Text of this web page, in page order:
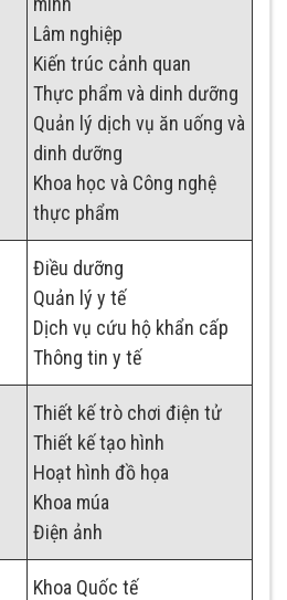
Lâm nghiệp
Kiến trúc cảnh quan
Thực phẩm và dinh dưỡng
Quản lý dịch vụ ăn uống và
dinh dưỡng
Khoa học và Công nghệ
thực phẩm
Điều dưỡng
Quản lý y tế
Dịch vụ cứu hộ khẩn cấp
Thông tin y tế
Thiết kế trò chơi điện tử
Thiết kế tạo hình
Hoạt hình đồ họa
Khoa múa
Điện ảnh
Khoa Quốc tế